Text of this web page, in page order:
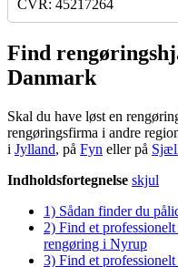
CVR: 45217264
Find
Danmark
Skal du have løst en
rengøringsfirma i andre
i Jylland, på Fyn eller på
Indholdsfortegnelse skjul
1) Sådan finder du
2) Find et
rengøring i Nyrup
3) Find et